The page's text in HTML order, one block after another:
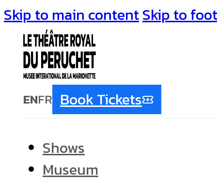
Skip to main contentSkip to
ENFR Book Tickets
Shows
Museum